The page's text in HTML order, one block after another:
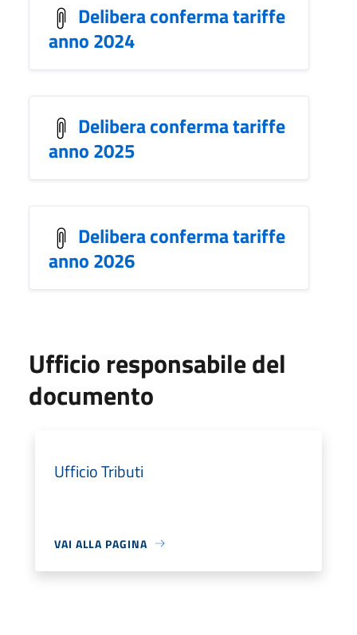
Delibera conferma tariffe
anno 2024
Delibera conferma tariffe
anno 2025
Delibera conferma tariffe
anno 2026
Ufficio responsabile del
documento
Ufficio Tributi
VAI ALLA PAGINA